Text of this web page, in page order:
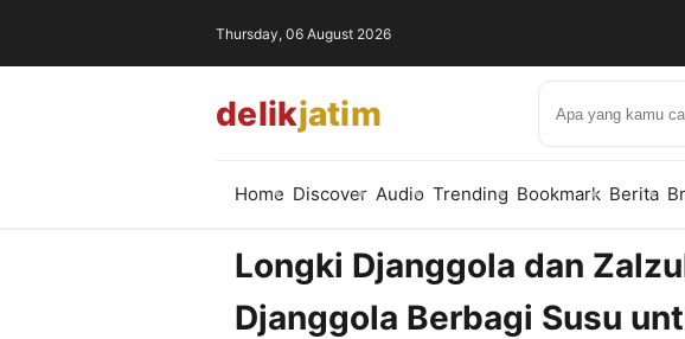
Thursday, 06 August 2026
delikjatim
Home Discover Audio Trending Bookmark Berita
Longki Djanggola dan
Djanggola Berbagi Susu